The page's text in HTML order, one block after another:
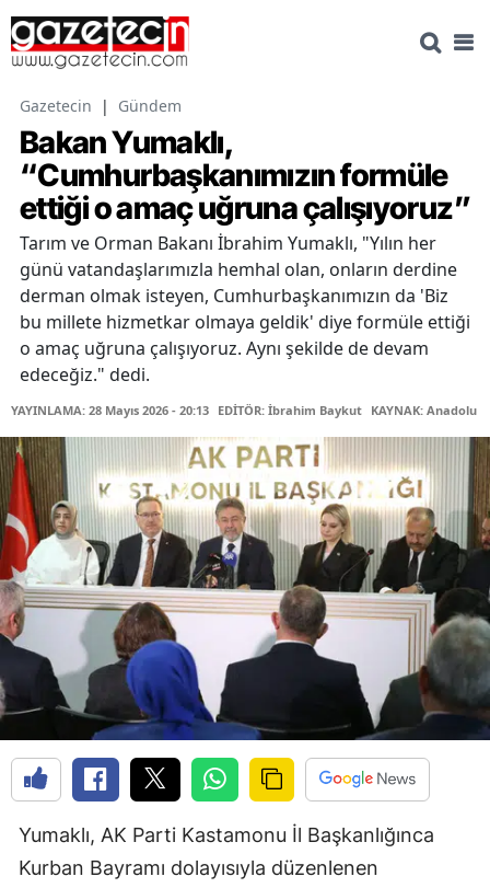
Gazetecin | Gündem
Bakan Yumaklı,
“Cumhurbaşkanımızın formüle
ettiği o amaç uğruna çalışıyoruz”
Tarım ve Orman Bakanı İbrahim Yumaklı, "Yılın her
günü vatandaşlarımızla hemhal olan, onların derdine
derman olmak isteyen, Cumhurbaşkanımızın da 'Biz
bu millete hizmetkar olmaya geldik' diye formüle ettiği
o amaç uğruna çalışıyoruz. Aynı şekilde de devam
edeceğiz." dedi.
YAYINLAMA: 28 Mayıs 2026 - 20:13 EDİTÖR: İbrahim Baykut KAYNAK: Anadolu
Yumaklı, AK Parti Kastamonu İl Başkanlığınca
Kurban Bayramı dolayısıyla düzenlenen